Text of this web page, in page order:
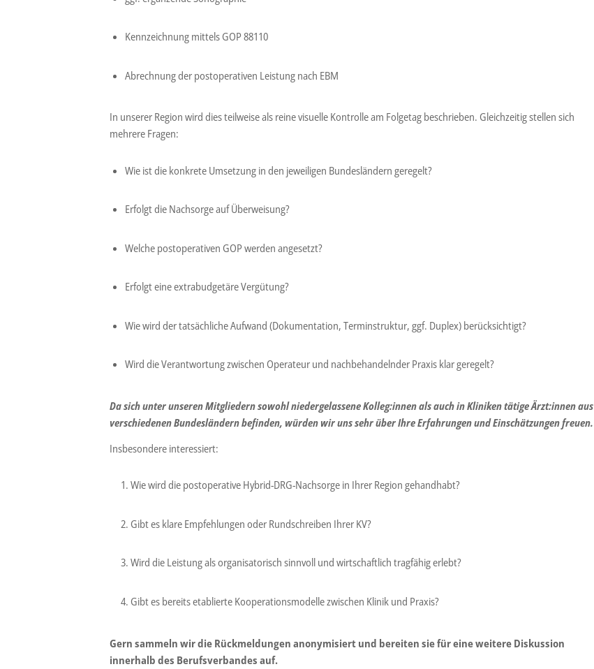
Kennzeichnung mittels GOP 88110
Abrechnung der postoperativen Leistung nach EBM
In unserer Region wird dies teilweise als reine visuelle Kontrolle am Folgetag beschrieben. Gleichzeitig stellen sich
mehrere Fragen:
Wie ist die konkrete Umsetzung in den jeweiligen Bundesländern geregelt?
Erfolgt die Nachsorge auf Überweisung?
Welche postoperativen GOP werden angesetzt?
Erfolgt eine extrabudgetäre Vergütung?
Wie wird der tatsächliche Aufwand (Dokumentation, Terminstruktur, ggf. Duplex) berücksichtigt?
Wird die Verantwortung zwischen Operateur und nachbehandelnder Praxis klar geregelt?
Da sich unter unseren Mitgliedern sowohl niedergelassene Kolleg:innen als auch in Kliniken tätige Ärzt:innen aus
verschiedenen Bundesländern befinden, würden wir uns sehr über Ihre Erfahrungen und Einschätzungen freuen.
Insbesondere interessiert:
Wie wird die postoperative Hybrid-DRG-Nachsorge in Ihrer Region gehandhabt?
Gibt es klare Empfehlungen oder Rundschreiben Ihrer KV?
Wird die Leistung als organisatorisch sinnvoll und wirtschaftlich tragfähig erlebt?
Gibt es bereits etablierte Kooperationsmodelle zwischen Klinik und Praxis?
Gern sammeln wir die Rückmeldungen anonymisiert und bereiten sie für eine weitere Diskussion
innerhalb des Berufsverbandes auf.